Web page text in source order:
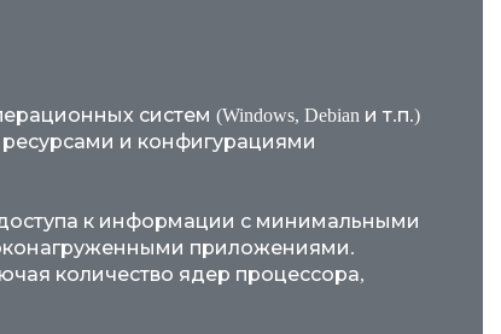
систем (Windows, Debian и т.п.)
ресурсами и конфигурациями
доступа к информации с минимальными
приложениями.
количество ядер процессора,